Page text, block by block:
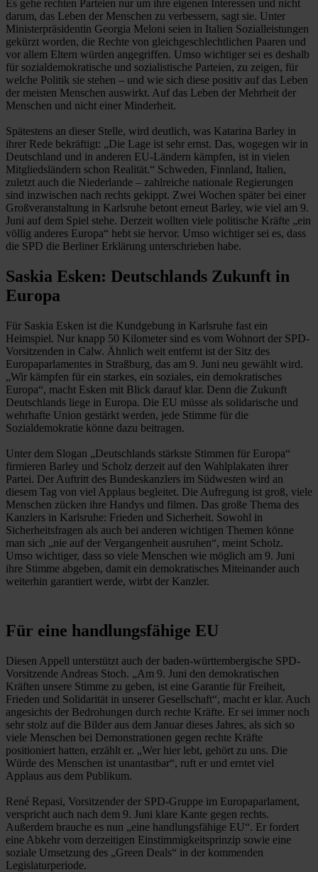
Es gehe rechten Parteien nur um ihre eigenen Interessen und nicht
darum, das Leben der Menschen zu verbessern, sagt sie. Unter
Ministerpräsidentin Georgia Meloni seien in Italien Sozialleistungen
gekürzt worden, die Rechte von gleichgeschlechtlichen Paaren und
vor allem Eltern würden angegriffen. Umso wichtiger sei es deshalb
für sozialdemokratische und sozialistische Parteien, zu zeigen, für
welche Politik sie stehen – und wie sich diese positiv auf das Leben
der meisten Menschen auswirkt. Auf das Leben der Mehrheit der
Menschen und nicht einer Minderheit.
Spätestens an dieser Stelle, wird deutlich, was Katarina Barley in
ihrer Rede bekräftigt: „Die Lage ist sehr ernst. Das, wogegen wir in
Deutschland und in anderen EU-Ländern kämpfen, ist in vielen
Mitgliedsländern schon Realität.“ Schweden, Finnland, Italien,
zuletzt auch die Niederlande – zahlreiche nationale Regierungen
sind inzwischen nach rechts gekippt. Zwei Wochen später bei einer
Großveranstaltung in Karlsruhe betont erneut Barley, wie viel am 9.
Juni auf dem Spiel stehe. Derzeit wollten viele politische Kräfte „ein
völlig anderes Europa“ hebt sie hervor. Umso wichtiger sei es, dass
die SPD die Berliner Erklärung unterschrieben habe.
Saskia Esken: Deutschlands Zukunft in
Europa
Für Saskia Esken ist die Kundgebung in Karlsruhe fast ein
Heimspiel. Nur knapp 50 Kilometer sind es vom Wohnort der SPD-
Vorsitzenden in Calw. Ähnlich weit entfernt ist der Sitz des
Europaparlamentes in Straßburg, das am 9. Juni neu gewählt wird.
„Wir kämpfen für ein starkes, ein soziales, ein demokratisches
Europa“, macht Esken mit Blick darauf klar. Denn die Zukunft
Deutschlands liege in Europa. Die EU müsse als solidarische und
wehrhafte Union gestärkt werden, jede Stimme für die
Sozialdemokratie könne dazu beitragen.
Unter dem Slogan „Deutschlands stärkste Stimmen für Europa“
firmieren Barley und Scholz derzeit auf den Wahlplakaten ihrer
Partei. Der Auftritt des Bundeskanzlers im Südwesten wird an
diesem Tag von viel Applaus begleitet. Die Aufregung ist groß, viele
Menschen zücken ihre Handys und filmen. Das große Thema des
Kanzlers in Karlsruhe: Frieden und Sicherheit. Sowohl in
Sicherheitsfragen als auch bei anderen wichtigen Themen könne
man sich „nie auf der Vergangenheit ausruhen“, meint Scholz.
Umso wichtiger, dass so viele Menschen wie möglich am 9. Juni
ihre Stimme abgeben, damit ein demokratisches Miteinander auch
weiterhin garantiert werde, wirbt der Kanzler.
Für eine handlungsfähige EU
Diesen Appell unterstützt auch der baden-württembergische SPD-
Vorsitzende Andreas Stoch. „Am 9. Juni den demokratischen
Kräften unsere Stimme zu geben, ist eine Garantie für Freiheit,
Frieden und Solidarität in unserer Gesellschaft“, macht er klar. Auch
angesichts der Bedrohungen durch rechte Kräfte. Er sei immer noch
sehr stolz auf die Bilder aus dem Januar dieses Jahres, als sich so
viele Menschen bei Demonstrationen gegen rechte Kräfte
positioniert hatten, erzählt er. „Wer hier lebt, gehört zu uns. Die
Würde des Menschen ist unantastbar“, ruft er und erntet viel
Applaus aus dem Publikum.
René Repasi, Vorsitzender der SPD-Gruppe im Europaparlament,
verspricht auch nach dem 9. Juni klare Kante gegen rechts.
Außerdem brauche es nun „eine handlungsfähige EU“. Er fordert
eine Abkehr vom derzeitigen Einstimmigkeitsprinzip sowie eine
soziale Umsetzung des „Green Deals“ in der kommenden
Legislaturperiode.